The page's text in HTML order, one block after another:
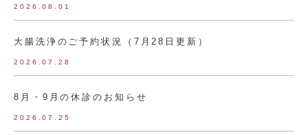
2026.08.01
大腸洗浄のご予約状況（7月28日更新）
2026.07.28
8月・9月の休診のお知らせ
2026.07.25